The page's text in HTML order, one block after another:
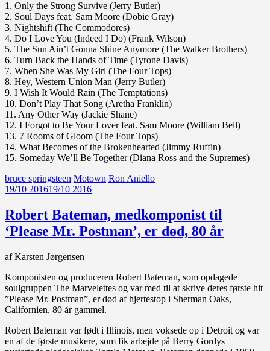
1. Only the Strong Survive (Jerry Butler)
2. Soul Days feat. Sam Moore (Dobie Gray)
3. Nightshift (The Commodores)
4. Do I Love You (Indeed I Do) (Frank Wilson)
5. The Sun Ain’t Gonna Shine Anymore (The Walker Brothers)
6. Turn Back the Hands of Time (Tyrone Davis)
7. When She Was My Girl (The Four Tops)
8. Hey, Western Union Man (Jerry Butler)
9. I Wish It Would Rain (The Temptations)
10. Don’t Play That Song (Aretha Franklin)
11. Any Other Way (Jackie Shane)
12. I Forgot to Be Your Lover feat. Sam Moore (William Bell)
13. 7 Rooms of Gloom (The Four Tops)
14. What Becomes of the Brokenhearted (Jimmy Ruffin)
15. Someday We’ll Be Together (Diana Ross and the Supremes)
bruce springsteen Motown Ron Aniello
19/10 201619/10 2016
Robert Bateman, medkomponist til
‘Please Mr. Postman’, er død, 80 år
af Karsten Jørgensen
Komponisten og produceren Robert Bateman, som opdagede
soulgruppen The Marvelettes og var med til at skrive deres første hit
”Please Mr. Postman”, er død af hjertestop i Sherman Oaks,
Californien, 80 år gammel.
Robert Bateman var født i Illinois, men voksede op i Detroit og var
en af de første musikere, som fik arbejde på Berry Gordys